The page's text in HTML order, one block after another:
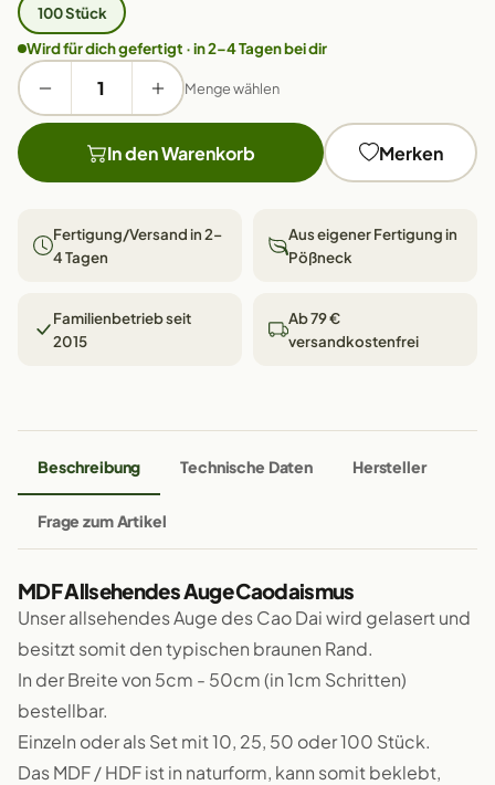
100 Stück
Wird für dich gefertigt · in 2–4 Tagen bei dir
Menge wählen
In den Warenkorb Merken
Fertigung/Versand in 2–
4 Tagen
Aus eigener Fertigung in
Pößneck
Familienbetrieb seit
2015
Ab 79 €
versandkostenfrei
Beschreibung Technische Daten Hersteller
Frage zum Artikel
MDF Allsehendes Auge Caodaismus
Unser allsehendes Auge des Cao Dai wird gelasert und
besitzt somit den typischen braunen Rand.
In der Breite von 5cm - 50cm (in 1cm Schritten)
bestellbar.
Einzeln oder als Set mit 10, 25, 50 oder 100 Stück.
Das MDF / HDF ist in naturform, kann somit beklebt,